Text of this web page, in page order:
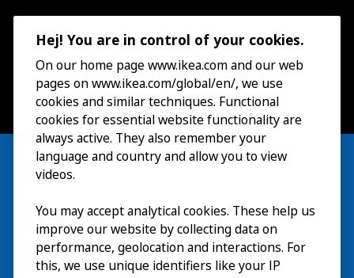
Visite
Explorer
Hej! You are in control of your cookies.
On our home page www.ikea.com and our web
pages on www.ikea.com/global/en/, we use
cookies and similar techniques. Functional
cookies for essential website functionality are
always active. They also remember your
language and country and allow you to view
videos.
You may accept analytical cookies. These help us
improve our website by collecting data on
performance, geolocation and interactions. For
this, we use unique identifiers like your IP